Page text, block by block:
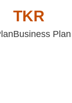
TKR
Business Plan